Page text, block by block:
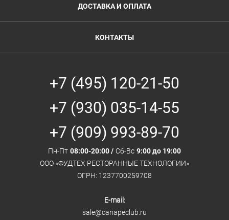
ДОСТАВКА И ОПЛАТА
КОНТАКТЫ
+7 (495) 120-21-50
+7 (930) 035-14-55
+7 (909) 993-89-70
Пн-Пт 08:00-20:00 / Сб-Вс 9:00 до 19:00
ООО «ФУДТЕХ РЕСТОРАННЫЕ ТЕХНОЛОГИИ»
ОГРН: 1237700259708
E-mail:
sale@canapeclub.ru